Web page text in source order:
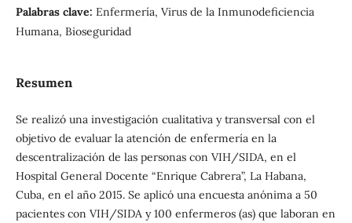
Palabras clave: Enfermería, Virus de la Inmunodeficiencia
Humana, Bioseguridad
Resumen
Se realizó una investigación cualitativa y transversal con el
objetivo de evaluar la atención de enfermería en la
descentralización de las personas con VIH/SIDA, en el
Hospital General Docente “Enrique Cabrera”, La Habana,
Cuba, en el año 2015. Se aplicó una encuesta anónima a 50
pacientes con VIH/SIDA y 100 enfermeros (as) que laboran en